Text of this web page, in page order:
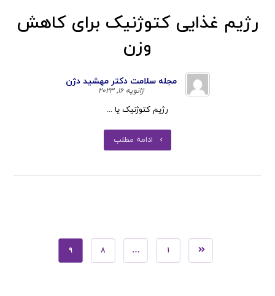
رژیم غذایی کتوژنیک برای کاهش
وزن
مجله سلامت دکتر مهشید دژن
ژانویه ۱۶, ۲۰۲۳
رژیم کتوژنیک یا ...
ادامه مطلب
۱ … ۸ ۹